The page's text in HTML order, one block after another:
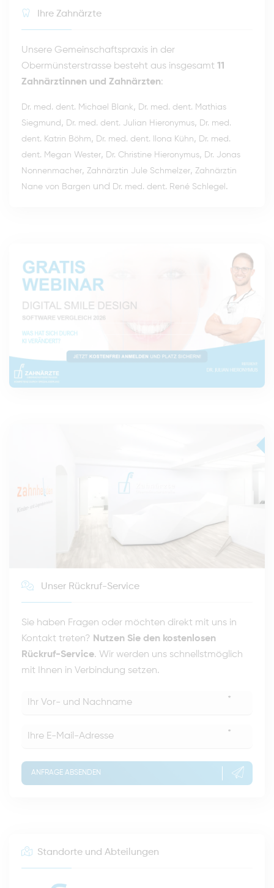
Ihre Zahnärzte
Unsere Gemeinschaftspraxis in der
Obermünsterstrasse besteht aus insgesamt 11
Zahnärztinnen und Zahnärzten:
Dr. med. dent. Michael Blank, Dr. med. dent. Mathias
Siegmund , Dr. med. dent. Julian Hieronymus, Dr. med.
dent. Katrin Böhm, Dr. med. dent. Ilona Kühn, Dr. med.
dent. Megan Wester, Dr. Christine Hieronymus, Dr. Jonas
Nonnenmacher, Zahnärztin Jule Schmelzer, Zahnärztin
Nane von Bargen und Dr. med. dent. René Schlegel .
Unser Rückruf-Service
Sie haben Fragen oder möchten direkt mit uns in
Kontakt treten? Nutzen Sie den kostenlosen
Rückruf-Service. Wir werden uns schnellstmöglich
mit Ihnen in Verbindung setzen.
*
*
ANFRAGE ABSENDEN
Standorte und Abteilungen